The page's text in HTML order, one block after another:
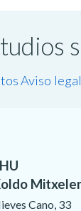
Aviso legal
Cano, 33